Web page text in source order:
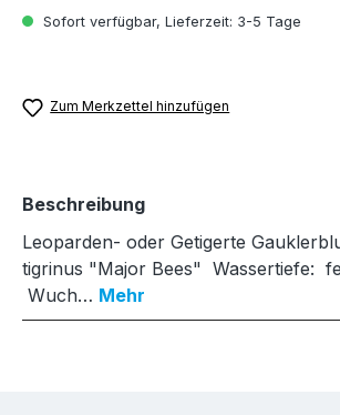
Sofort verfügbar, Lieferzeit: 3-5 Tage
Zum Merkzettel hinzufügen
Beschreibung
Leoparden- oder Getigerte
tigrinus "Major Bees" Wassertiefe:
Wuch… Mehr